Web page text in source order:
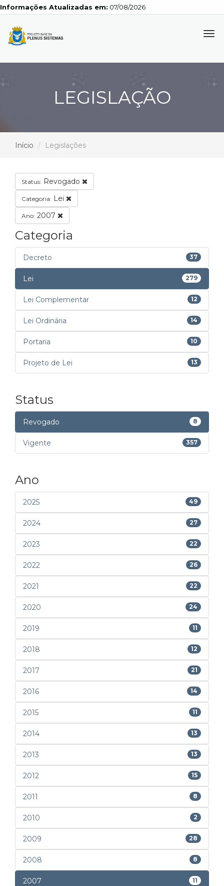
Atualizadas em: 07/08/2026
LEGISLAÇÃO
Início Legislações
Status: Revogado
Categoria: Lei
Ano: 2007
Categoria
Decreto 37
Lei 279
Lei Complementar 12
Lei Ordinária 14
Portaria 10
Projeto de Lei 13
Status
Revogado 8
Vigente 357
Ano
2025 49
2024 27
2023 22
2022 26
2021 22
2020 24
2019 11
2018 12
2017 21
2016 14
2015 11
2014 13
2013 13
2012 15
2011 8
2010 2
2009 28
2008 8
2007 11